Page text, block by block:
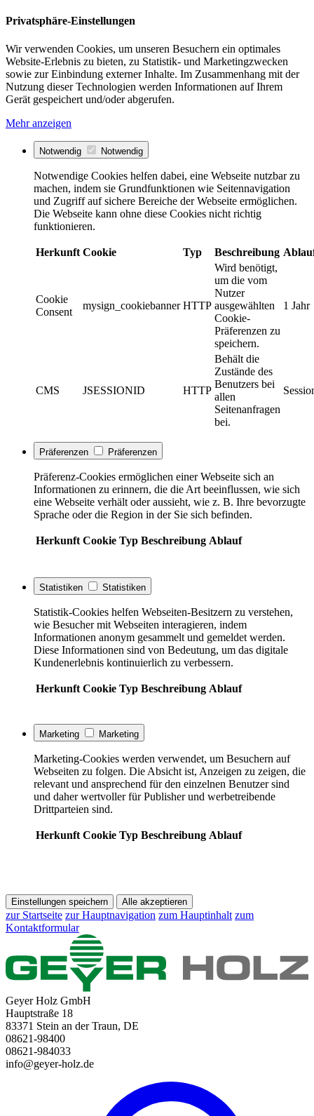
Privatsphäre-Einstellungen
Wir verwenden Cookies, um unseren Besuchern ein optimales
Website-Erlebnis zu bieten, zu Statistik- und Marketingzwecken
sowie zur Einbindung externer Inhalte. Im Zusammenhang mit der
Nutzung dieser Technologien werden Informationen auf Ihrem
Gerät gespeichert und/oder abgerufen.
Mehr anzeigen
Notwendig Notwendig
Notwendige Cookies helfen dabei, eine Webseite nutzbar zu
machen, indem sie Grundfunktionen wie Seitennavigation
und Zugriff auf sichere Bereiche der Webseite ermöglichen.
Die Webseite kann ohne diese Cookies nicht richtig
funktionieren.
Herkunft Cookie Typ Beschreibung
Cookie
Consent
mysign_cookiebanner HTTP
Wird benötigt,
um die vom
Nutzer
ausgewählten
Cookie-
Präferenzen zu
speichern.
1 Jahr
CMS JSESSIONID HTTP
Behält die
Zustände des
Benutzers bei
allen
Seitenanfragen
bei.
Präferenzen Präferenzen
Präferenz-Cookies ermöglichen einer Webseite sich an
Informationen zu erinnern, die die Art beeinflussen, wie sich
eine Webseite verhält oder aussieht, wie z. B. Ihre bevorzugte
Sprache oder die Region in der Sie sich befinden.
Herkunft Cookie Typ Beschreibung Ablauf
Statistiken Statistiken
Statistik-Cookies helfen Webseiten-Besitzern zu verstehen,
wie Besucher mit Webseiten interagieren, indem
Informationen anonym gesammelt und gemeldet werden.
Diese Informationen sind von Bedeutung, um das digitale
Kundenerlebnis kontinuierlich zu verbessern.
Herkunft Cookie Typ Beschreibung Ablauf
Marketing Marketing
Marketing-Cookies werden verwendet, um Besuchern auf
Webseiten zu folgen. Die Absicht ist, Anzeigen zu zeigen, die
relevant und ansprechend für den einzelnen Benutzer sind
und daher wertvoller für Publisher und werbetreibende
Drittparteien sind.
Herkunft Cookie Typ Beschreibung Ablauf
Einstellungen speichern Alle akzeptieren
zur Startseite zur Hauptnavigation zum Hauptinhalt zum
Kontaktformular
Geyer Holz GmbH
Hauptstraße 18
83371 Stein an der Traun, DE
08621-98400
08621-984033
info@geyer-holz.de